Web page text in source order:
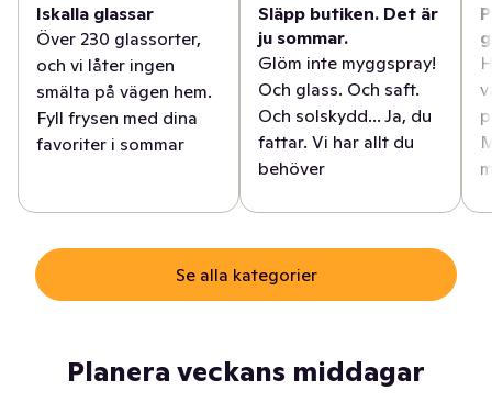
Iskalla glassar
Över 230 glassorter,
och vi låter ingen
smälta på vägen hem.
Fyll frysen med dina
favoriter i sommar
Släpp butiken. Det är
ju sommar.
Glöm inte myggspray!
Och glass. Och saft.
Och solskydd... Ja, du
fattar. Vi har allt du
behöver
Se alla kategorier
Planera veckans middagar